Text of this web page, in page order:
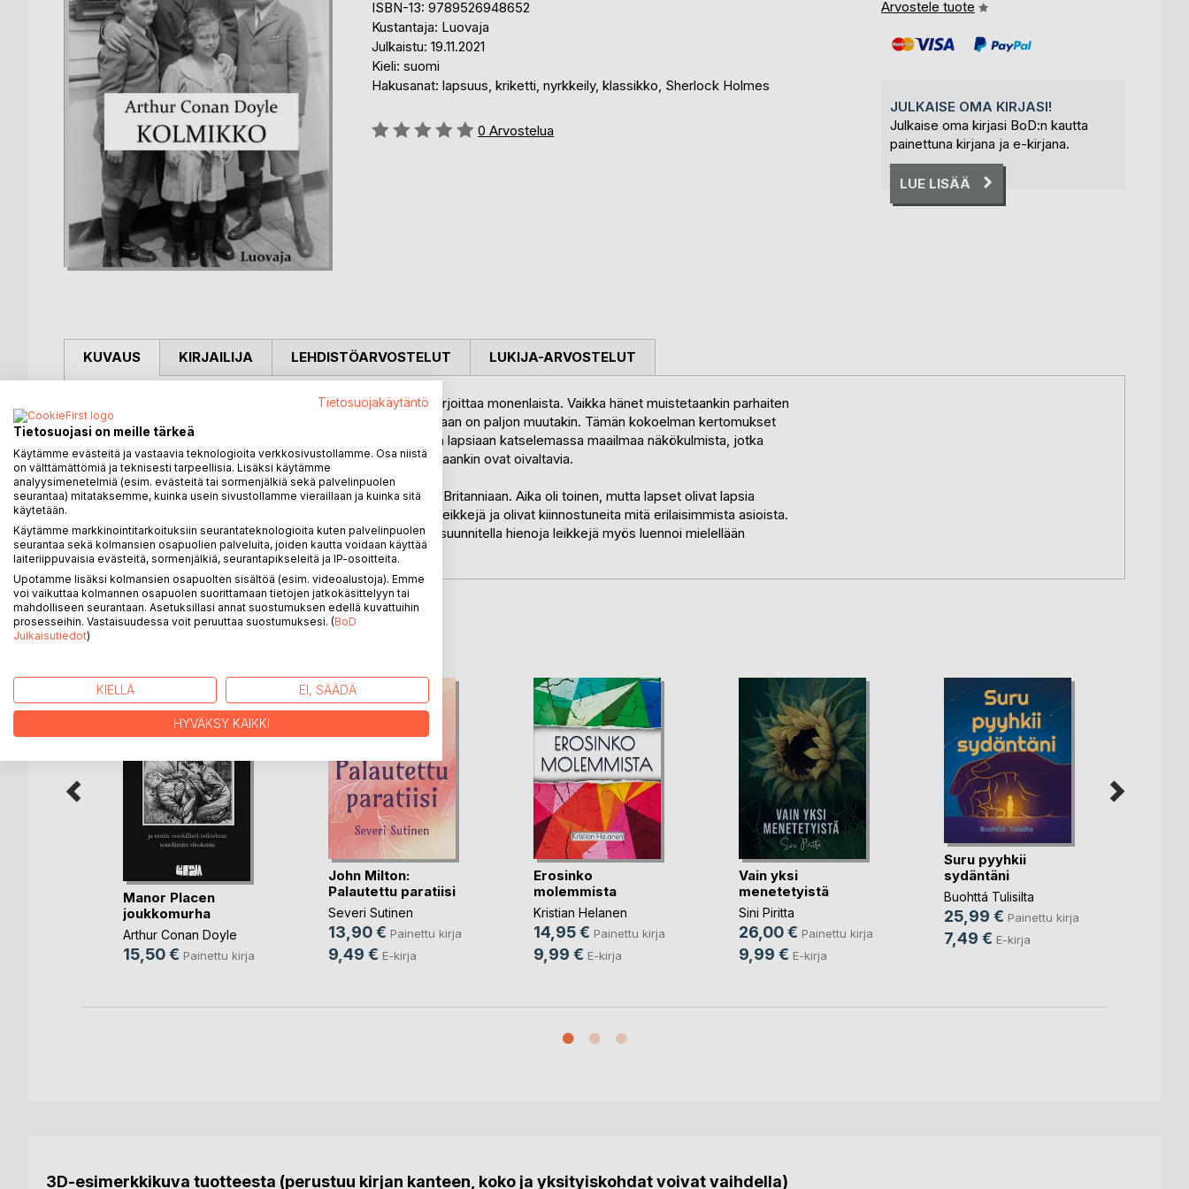
ISBN-13: 9789526948652
Kustantaja: Luovaja
Julkaistu: 19.11.2021
Kieli: suomi
Hakusanat: lapsuus, kriketti, nyrkkeily, klassikko, Sherlock Holmes
Arvostelu::
0 Arvostelua
Arvostele tuote
JULKAISE OMA KIRJASI!
Julkaise oma kirjasi BoD:n kautta
painettuna kirjana ja e-kirjana.
LUE LISÄÄ
KUVAUS
Sir Arthur Conan Doyle ehti pitkän kirjailijanuransa aikana kirjoittaa monenlaista. Vaikka hänet muistetaankin parhaiten
Sherlock Holmes -tarinoistaan, hänen laajassa tuotannossaan on paljon muutakin. Tämän kokoelman kertomukset
ilmestyivät alun perin vuosina 1918 - 23. Niissä Doyle kuvaa lapsiaan katselemassa maailmaa näkökulmista, jotka
aikuiselle saattavat olla vieraita mutta jotka huvittavuudessaankin ovat oivaltavia.
Kolmikko tarjoaa välähdyksiä sadan vuoden takaiseen Iso-Britanniaan. Aika oli toinen, mutta lapset olivat lapsia
silloinkin. He tutkivat maailmaa, loivat mielikuvituksessaan leikkejä ja olivat kiinnostuneita mitä erilaisimmista asioista.
Välillä ääneen pääsee myös lasten Isukki, joka paitsi osaa suunnitella hienoja leikkejä myös luennoi mielellään
vaikkapa kriketistä tai nyrkkeilyn historiasta.
KIRJAILIJA LEHDISTÖARVOSTELUT LUKIJA-ARVOSTELUT
LISÄÄ KIRJOJA BoD:LLA
Manor Placen
joukkomurha
Arthur Conan Doyle
15,50 € Painettu kirja
John Milton:
Palautettu paratiisi
Severi Sutinen
13,90 € Painettu kirja
9,49 € E-kirja
Erosinko
molemmista
Kristian Helanen
14,95 € Painettu kirja
9,99 € E-kirja
Vain yksi
menetetyistä
Sini Piritta
26,00 € Painettu kirja
9,99 € E-kirja
Suru pyyhkii
sydäntäni
Buohttá Tulisilta
25,99 € Painettu kirja
7,49 € E-kirja
3D-esimerkkikuva tuotteesta (perustuu kirjan kanteen, koko ja yksityiskohdat voivat vaihdella)
Tietosuojakäytäntö
Tietosuojasi on meille tärkeä
Käytämme evästeitä ja vastaavia teknologioita verkkosivustollamme. Osa niistä
on välttämättömiä ja teknisesti tarpeellisia. Lisäksi käytämme
analyysimenetelmiä (esim. evästeitä tai sormenjälkiä sekä palvelinpuolen
seurantaa) mitataksemme, kuinka usein sivustollamme vieraillaan ja kuinka sitä
käytetään.
Käytämme markkinointitarkoituksiin seurantateknologioita kuten palvelinpuolen
seurantaa sekä kolmansien osapuolien palveluita, joiden kautta voidaan käyttää
laiteriippuvaisia evästeitä, sormenjälkiä, seurantapikseleitä ja IP-osoitteita.
Upotamme lisäksi kolmansien osapuolten sisältöä (esim. videoalustoja). Emme
voi vaikuttaa kolmannen osapuolen suorittamaan tietojen jatkokäsittelyyn tai
mahdolliseen seurantaan. Asetuksillasi annat suostumuksen edellä kuvattuihin
prosesseihin. Vastaisuudessa voit peruuttaa suostumuksesi. (BoD
Julkaisutiedot)
KIELLÄ EI, SÄÄDÄ
HYVÄKSY KAIKKI